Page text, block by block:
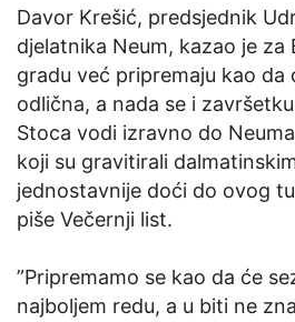
Davor Krešić, predsjednik
djelatnika Neum, kazao je za
gradu već pripremaju kao da
odlična, a nada se i
Stoca vodi izravno do
koji su gravitirali
jednostavnije doći do ovog
piše Večernji list.
”Pripremamo se kao da će
najboljem redu, a u biti ne